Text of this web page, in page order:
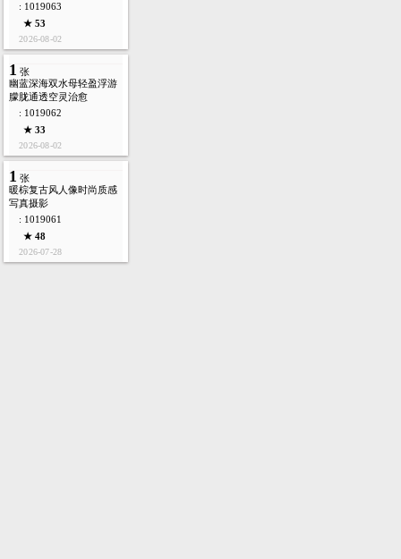
: 1019063
★ 53
2026-08-02
1 张
幽蓝深海双水母轻盈浮游
朦胧通透空灵治愈
: 1019062
★ 33
2026-08-02
1 张
暖棕复古风人像时尚质感
写真摄影
: 1019061
★ 48
2026-07-28